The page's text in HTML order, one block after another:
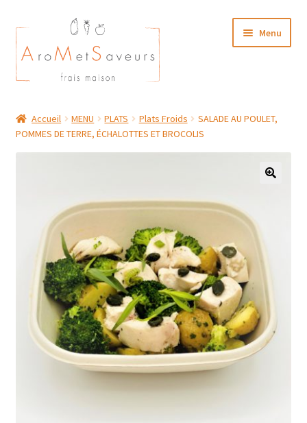
Aller
à
la
navigation
Aller
au
contenu
Menu
Plat du Jour/ Menu Week end
MON COMPTE
Accueil MENU PLATS Plats Froids
SALADE AU POULET,
POMMES DE TERRE, ÉCHALOTTES ET BROCOLIS